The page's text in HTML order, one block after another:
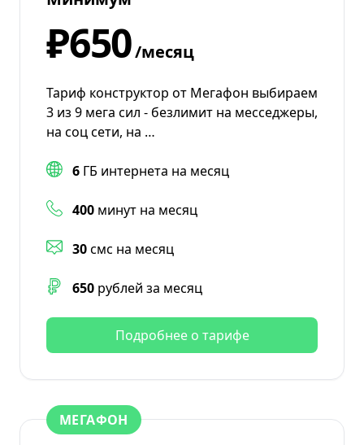
₽650/месяц
Тариф конструктор от Мегафон выбираем
3 из 9 мега сил - безлимит на месседжеры,
на соц сети, на …
6 ГБ интернета на месяц
400 минут на месяц
30смс на месяц
650 рублей за месяц
Подробнее о тарифе
МЕГАФОН